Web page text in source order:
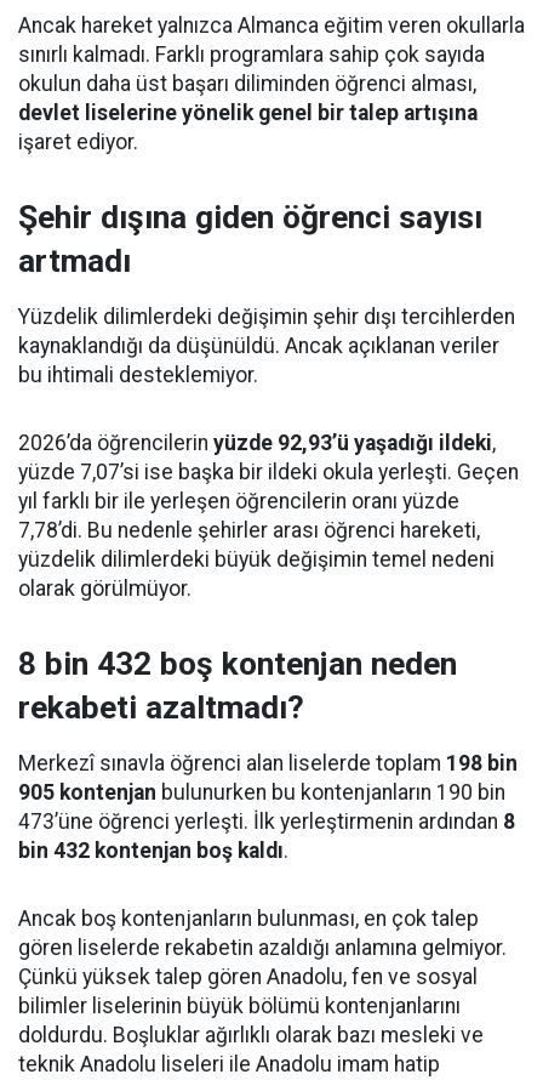
Ancak hareket yalnızca Almanca eğitim veren okullarla
sınırlı kalmadı. Farklı programlara sahip çok sayıda
okulun daha üst başarı diliminden öğrenci alması,
devlet liselerine yönelik genel bir talep artışına
işaret ediyor.
Şehir dışına giden öğrenci sayısı
artmadı
Yüzdelik dilimlerdeki değişimin şehir dışı tercihlerden
kaynaklandığı da düşünüldü. Ancak açıklanan veriler
bu ihtimali desteklemiyor.
2026’da öğrencilerin yüzde 92,93’ü yaşadığı ildeki,
yüzde 7,07’si ise başka bir ildeki okula yerleşti. Geçen
yıl farklı bir ile yerleşen öğrencilerin oranı yüzde
7,78’di. Bu nedenle şehirler arası öğrenci hareketi,
yüzdelik dilimlerdeki büyük değişimin temel nedeni
olarak görülmüyor.
8 bin 432 boş kontenjan neden
rekabeti azaltmadı?
Merkezî sınavla öğrenci alan liselerde toplam 198 bin
905 kontenjan bulunurken bu kontenjanların 190 bin
473’üne öğrenci yerleşti. İlk yerleştirmenin ardından 8
bin 432 kontenjan boş kaldı.
Ancak boş kontenjanların bulunması, en çok talep
gören liselerde rekabetin azaldığı anlamına gelmiyor.
Çünkü yüksek talep gören Anadolu, fen ve sosyal
bilimler liselerinin büyük bölümü kontenjanlarını
doldurdu. Boşluklar ağırlıklı olarak bazı mesleki ve
teknik Anadolu liseleri ile Anadolu imam hatip